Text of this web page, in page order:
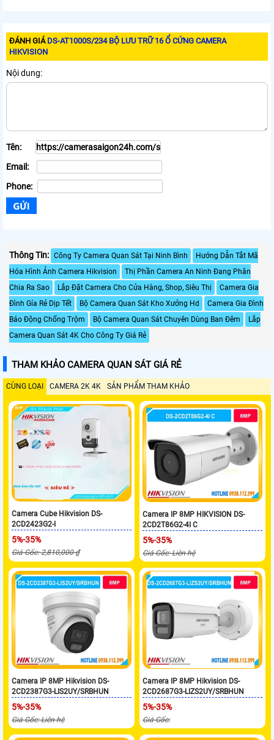
ĐÁNH GIÁ DS-AT1000S/234 BỘ LƯU TRỮ 16 Ổ CỨNG CAMERA
HIKVISION
Nội dung:
Tên:
Email:
Phone:
Thông Tin: Công Ty Camera Quan Sát Tại Ninh Bình
Hướng Dẫn Tắt Mã
Hóa Hình Ảnh Camera Hikvision
Thị Phần Camera An Ninh Đang Phân
Chia Ra Sao
Lắp Đặt Camera Cho Cửa Hàng, Shop, Siêu Thị
Camera Gia
Đình Gía Rẻ Dịp Tết
Bộ Camera Quan Sát Kho Xưởng Hd
Camera Gia Đình
Báo Động Chống Trộm
Bộ Camera Quan Sát Chuyên Dùng Ban Đêm
Lắp
Camera Quan Sát 4K Cho Công Ty Giá Rẻ
THAM KHẢO CAMERA QUAN SÁT GIÁ RẺ
CÙNG LOẠI CAMERA 2K 4K SẢN PHẨM THAM KHẢO
Camera Cube Hikvision DS-
2CD2423G2-I
5%-35%
Giá Gốc: 2,810,000 ₫
Camera IP 8MP HIKVISION DS-
2CD2T86G2-4I C
5%-35%
Giá Gốc: Liên hệ
Camera IP 8MP Hikvision DS-
2CD2387G3-LIS2UY/SRBHUN
5%-35%
Giá Gốc: Liên hệ
Camera IP 8MP Hikvision DS-
2CD2687G3-LIZS2UY/SRBHUN
5%-35%
Giá Gốc: